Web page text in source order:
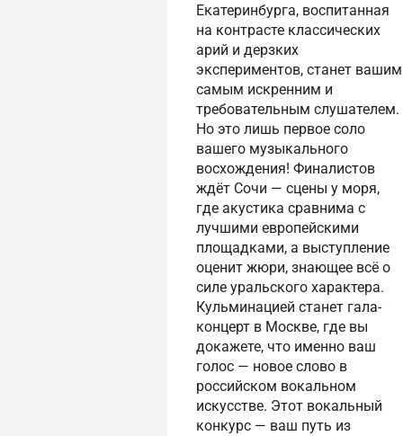
Екатеринбурга, воспитанная
на контрасте классических
арий и дерзких
экспериментов, станет вашим
самым искренним и
требовательным слушателем.
Но это лишь первое соло
вашего музыкального
восхождения! Финалистов
ждёт Сочи — сцены у моря,
где акустика сравнима с
лучшими европейскими
площадками, а выступление
оценит жюри, знающее всё о
силе уральского характера.
Кульминацией станет гала-
концерт в Москве, где вы
докажете, что именно ваш
голос — новое слово в
российском вокальном
искусстве. Этот вокальный
конкурс — ваш путь из